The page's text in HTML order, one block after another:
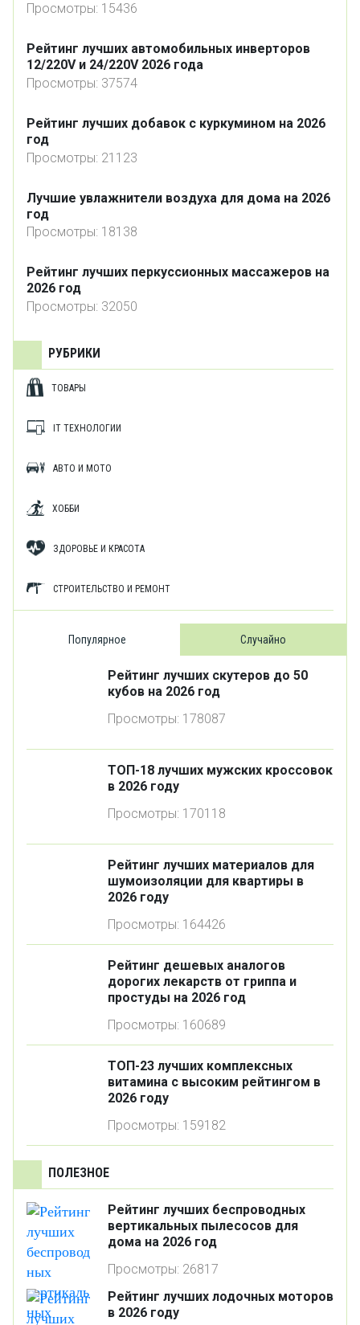
Просмотры: 15436
Рейтинг лучших автомобильных инверторов
12/220V и 24/220V 2026 года
Просмотры: 37574
Рейтинг лучших добавок с куркумином на 2026
год
Просмотры: 21123
Лучшие увлажнители воздуха для дома на 2026
год
Просмотры: 18138
Рейтинг лучших перкуссионных массажеров на
2026 год
Просмотры: 32050
РУБРИКИ
ТОВАРЫ
IT ТЕХНОЛОГИИ
АВТО И МОТО
ХОББИ
ЗДОРОВЬЕ И КРАСОТА
СТРОИТЕЛЬСТВО И РЕМОНТ
Популярное Случайно
Рейтинг лучших скутеров до 50
кубов на 2026 год
Просмотры: 178087
ТОП-18 лучших мужских кроссовок
в 2026 году
Просмотры: 170118
Рейтинг лучших материалов для
шумоизоляции для квартиры в
2026 году
Просмотры: 164426
Рейтинг дешевых аналогов
дорогих лекарств от гриппа и
простуды на 2026 год
Просмотры: 160689
ТОП-23 лучших комплексных
витамина с высоким рейтингом в
2026 году
Просмотры: 159182
ПОЛЕЗНОЕ
Рейтинг лучших беспроводных
вертикальных пылесосов для
дома на 2026 год
Просмотры: 26817
Рейтинг лучших лодочных моторов
в 2026 году